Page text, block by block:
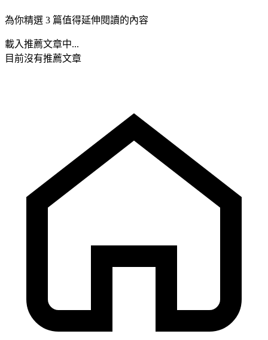
為你精選 3 篇值得延伸閱讀的內容
載入推薦文章中...
目前沒有推薦文章